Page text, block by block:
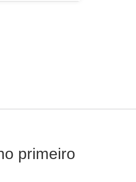
primeiro